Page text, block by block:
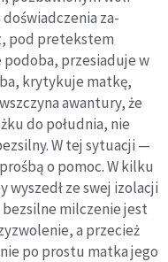
za­
pod pretekstem
podoba, przesia­duje w
krytykuje matkę,
awantury, że
do południa, nie
W tej sytuacji —
o pomoc. W kilku
wyszedł ze swej izolacji
milczenie jest
a przecież
po prostu matka jego